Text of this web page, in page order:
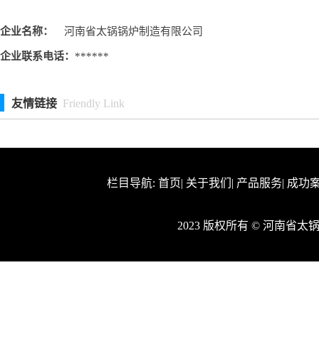
企业名称： 河南省太锅锅炉制造有限公司
企业联系电话： ******
友情链接 Friendly Link
栏目导航: 首页| 关于我们 | 产品服务| 成功
2023 版权所有 © 河南省太